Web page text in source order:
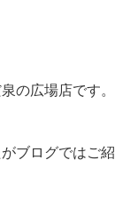
の広場店です。
ブログではご